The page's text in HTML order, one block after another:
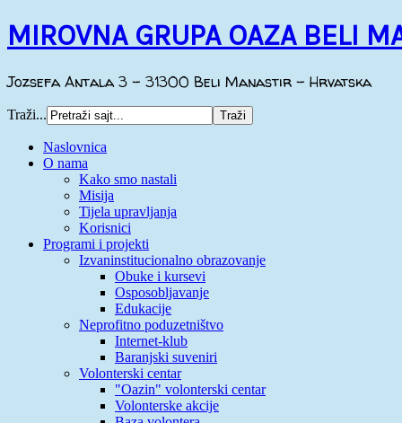
MIROVNA GRUPA OAZA BELI
Jozsefa Antala 3 - 31300 Beli Manastir - Hrvatska
Traži...
Naslovnica
O nama
Kako smo nastali
Misija
Tijela upravljanja
Korisnici
Programi i projekti
Izvaninstitucionalno obrazovanje
Obuke i kursevi
Osposobljavanje
Edukacije
Neprofitno poduzetništvo
Internet-klub
Baranjski suveniri
Volonterski centar
"Oazin" volonterski centar
Volonterske akcije